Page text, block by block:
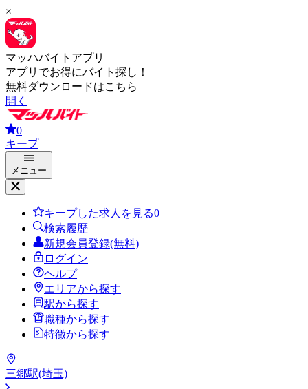
×
マッハバイトアプリ
アプリでお得にバイト探し！
無料ダウンロードはこちら
開く
0
キープ
メニュー
キープした求人を見る0
検索履歴
新規会員登録(無料)
ログイン
ヘルプ
エリアから探す
駅から探す
職種から探す
特徴から探す
三郷駅(埼玉)